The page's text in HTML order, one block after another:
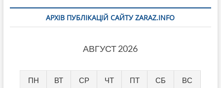
АРХІВ ПУБЛІКАЦІЙ САЙТУ ZARAZ.INFO
АВГУСТ 2026
ПН ВТ СР ЧТ ПТ СБ ВС